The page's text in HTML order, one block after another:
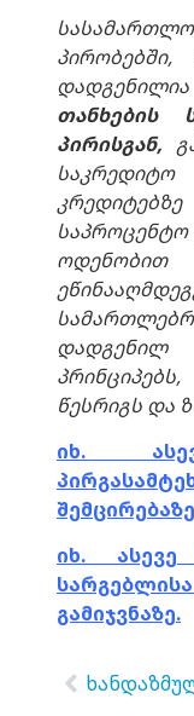
პირობებში,
დადგენილია
თანხების
პირისგან,
საკრედიტო
კრედიტებზე
საპროცენტო
ოდენობით
დადგენილ
პრინციპებს
წესრიგს და
იხ.
იხ. ასევე
გამიჯვნაზე.